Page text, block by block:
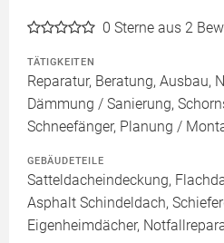
0 Sterne aus 2
TÄTIGKEITEN
Reparatur, Beratung, Ausbau,
Dämmung / Sanierung,
Schneefänger, Planung /
GEBÄUDETEILE
Satteldacheindeckung,
Asphalt Schindeldach,
Eigenheimdächer,